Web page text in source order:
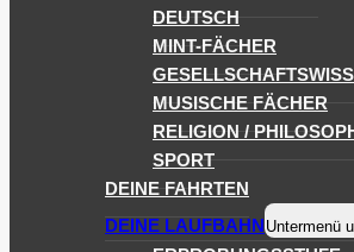
DEUTSCH
MINT-FÄCHER
MUSISCHE FÄCHER
RELIGION /
SPORT
DEINE FAHRTEN
DEINE LAUFBAHN Untermenü